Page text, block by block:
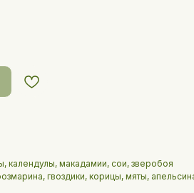
календулы, макадамии, сои, зверобоя
гвоздики, корицы, мяты,